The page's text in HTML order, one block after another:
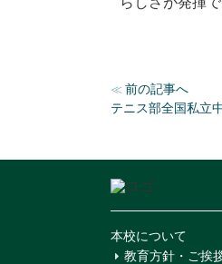
≪ 前の記事へ
テニス部全国私立
本校について
教育方針・ご挨